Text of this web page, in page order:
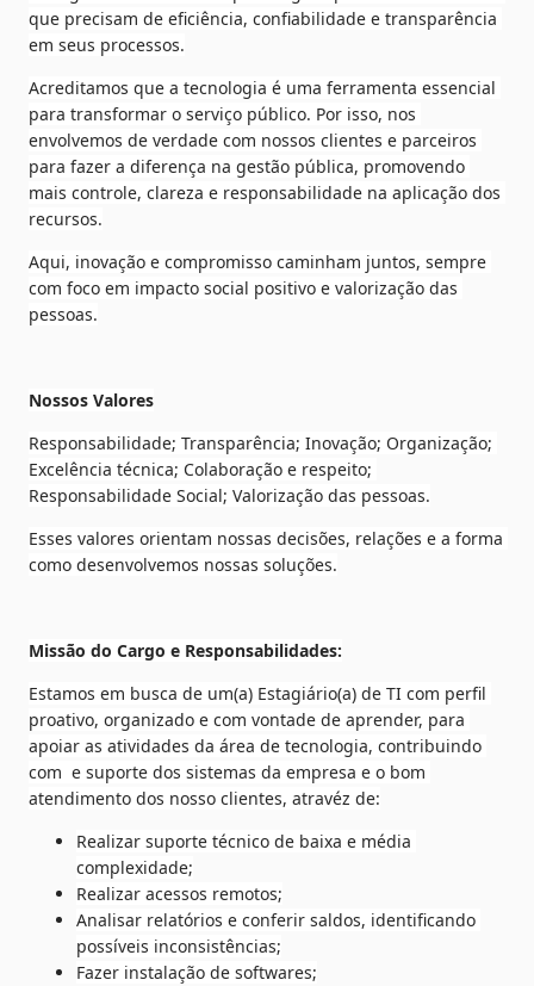
que precisam de eficiência, confiabilidade e transparência
em seus processos.
Acreditamos que a tecnologia é uma ferramenta essencial
para transformar o serviço público. Por isso, nos
envolvemos de verdade com nossos clientes e parceiros
para fazer a diferença na gestão pública, promovendo
mais controle, clareza e responsabilidade na aplicação dos
recursos.
Aqui, inovação e compromisso caminham juntos, sempre
com foco em impacto social positivo e valorização das
pessoas.
Nossos Valores
Responsabilidade; Transparência; Inovação; Organização;
Excelência técnica; Colaboração e respeito;
Responsabilidade Social; Valorização das pessoas.
Esses valores orientam nossas decisões, relações e a forma
como desenvolvemos nossas soluções.
Missão do Cargo e Responsabilidades:
Estamos em busca de um(a) Estagiário(a) de TI com perfil
proativo, organizado e com vontade de aprender, para
apoiar as atividades da área de tecnologia, contribuindo
com  e suporte dos sistemas da empresa e o bom
atendimento dos nosso clientes, atravéz de:
Realizar suporte técnico de baixa e média
complexidade;
Realizar acessos remotos;
Analisar relatórios e conferir saldos, identificando
possíveis inconsistências;
Fazer instalação de softwares;